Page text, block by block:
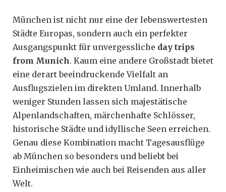
München ist nicht nur eine der lebenswertesten
Städte Europas, sondern auch ein perfekter
Ausgangspunkt für unvergessliche day trips
from Munich. Kaum eine andere Großstadt bietet
eine derart beeindruckende Vielfalt an
Ausflugszielen im direkten Umland. Innerhalb
weniger Stunden lassen sich majestätische
Alpenlandschaften, märchenhafte Schlösser,
historische Städte und idyllische Seen erreichen.
Genau diese Kombination macht Tagesausflüge
ab München so besonders und beliebt bei
Einheimischen wie auch bei Reisenden aus aller
Welt.